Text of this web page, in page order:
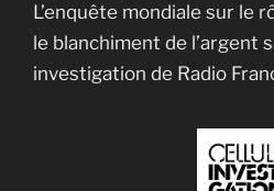
L’enquête mondiale sur le
le blanchiment de l’argent
investigation de Radio